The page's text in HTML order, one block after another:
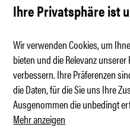
Der Sonntagsausflug
Ihre Privatsphäre ist
Wir verwenden Cookies, um
bieten und die Relevanz
verbessern. Ihre Präferenzen
die Daten, für die Sie uns Ihre
Ausgenommen die unbedingt
Mehr anzeigen